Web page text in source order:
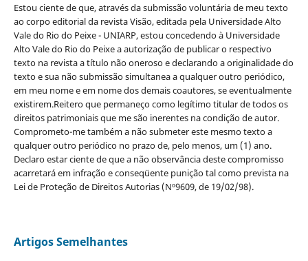
Estou ciente de que, através da submissão voluntária de meu texto
ao corpo editorial da revista Visão, editada pela Universidade Alto
Vale do Rio do Peixe - UNIARP, estou concedendo à Universidade
Alto Vale do Rio do Peixe a autorização de publicar o respectivo
texto na revista a título não oneroso e declarando a originalidade do
texto e sua não submissão simultanea a qualquer outro periódico,
em meu nome e em nome dos demais coautores, se eventualmente
existirem.Reitero que permaneço como legítimo titular de todos os
direitos patrimoniais que me são inerentes na condição de autor.
Comprometo-me também a não submeter este mesmo texto a
qualquer outro periódico no prazo de, pelo menos, um (1) ano.
Declaro estar ciente de que a não observância deste compromisso
acarretará em infração e conseqüente punição tal como prevista na
Lei de Proteção de Direitos Autorias (Nº9609, de 19/02/98).
Artigos Semelhantes